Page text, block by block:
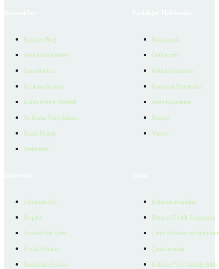
Emlakjet Blog
Satın Alma Rehberi
Satıcı Rehberi
Kiralama Rehberi
Konut Kredisi Rehberi
Ne Kadar Ödeyebilirim
Emlak Değeri
Verilerimiz
Hakkımızda
Ödüllerimiz
Reklam Çözümleri
Kurumsal Materyaller
İnsan Kaynakları
İletişim
Yardım
Danışman Bul
Projeler
Ücretsiz İlan Verin
Üyelik Paketleri
EmlakZeka Asistan
Kullanım Koşulları
Bireysel Üyelik Sözleşmesi
Çerez Politikası ve
Çerez Ayarları
Kullanıcı Veri Gizliliği